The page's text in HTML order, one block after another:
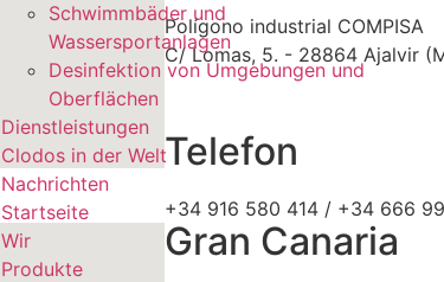
Schwimmbäder und
Wassersportanlagen
Desinfektion von Umgebungen und
Oberflächen
Dienstleistungen
Clodos in der Welt
Nachrichten
Startseite
Wir
Produkte
Polígono industrial COMPISA
C/ Lomas, 5. - 28864 Ajalvir
Telefon
+34 916 580 414 / +34 666
Gran Canaria